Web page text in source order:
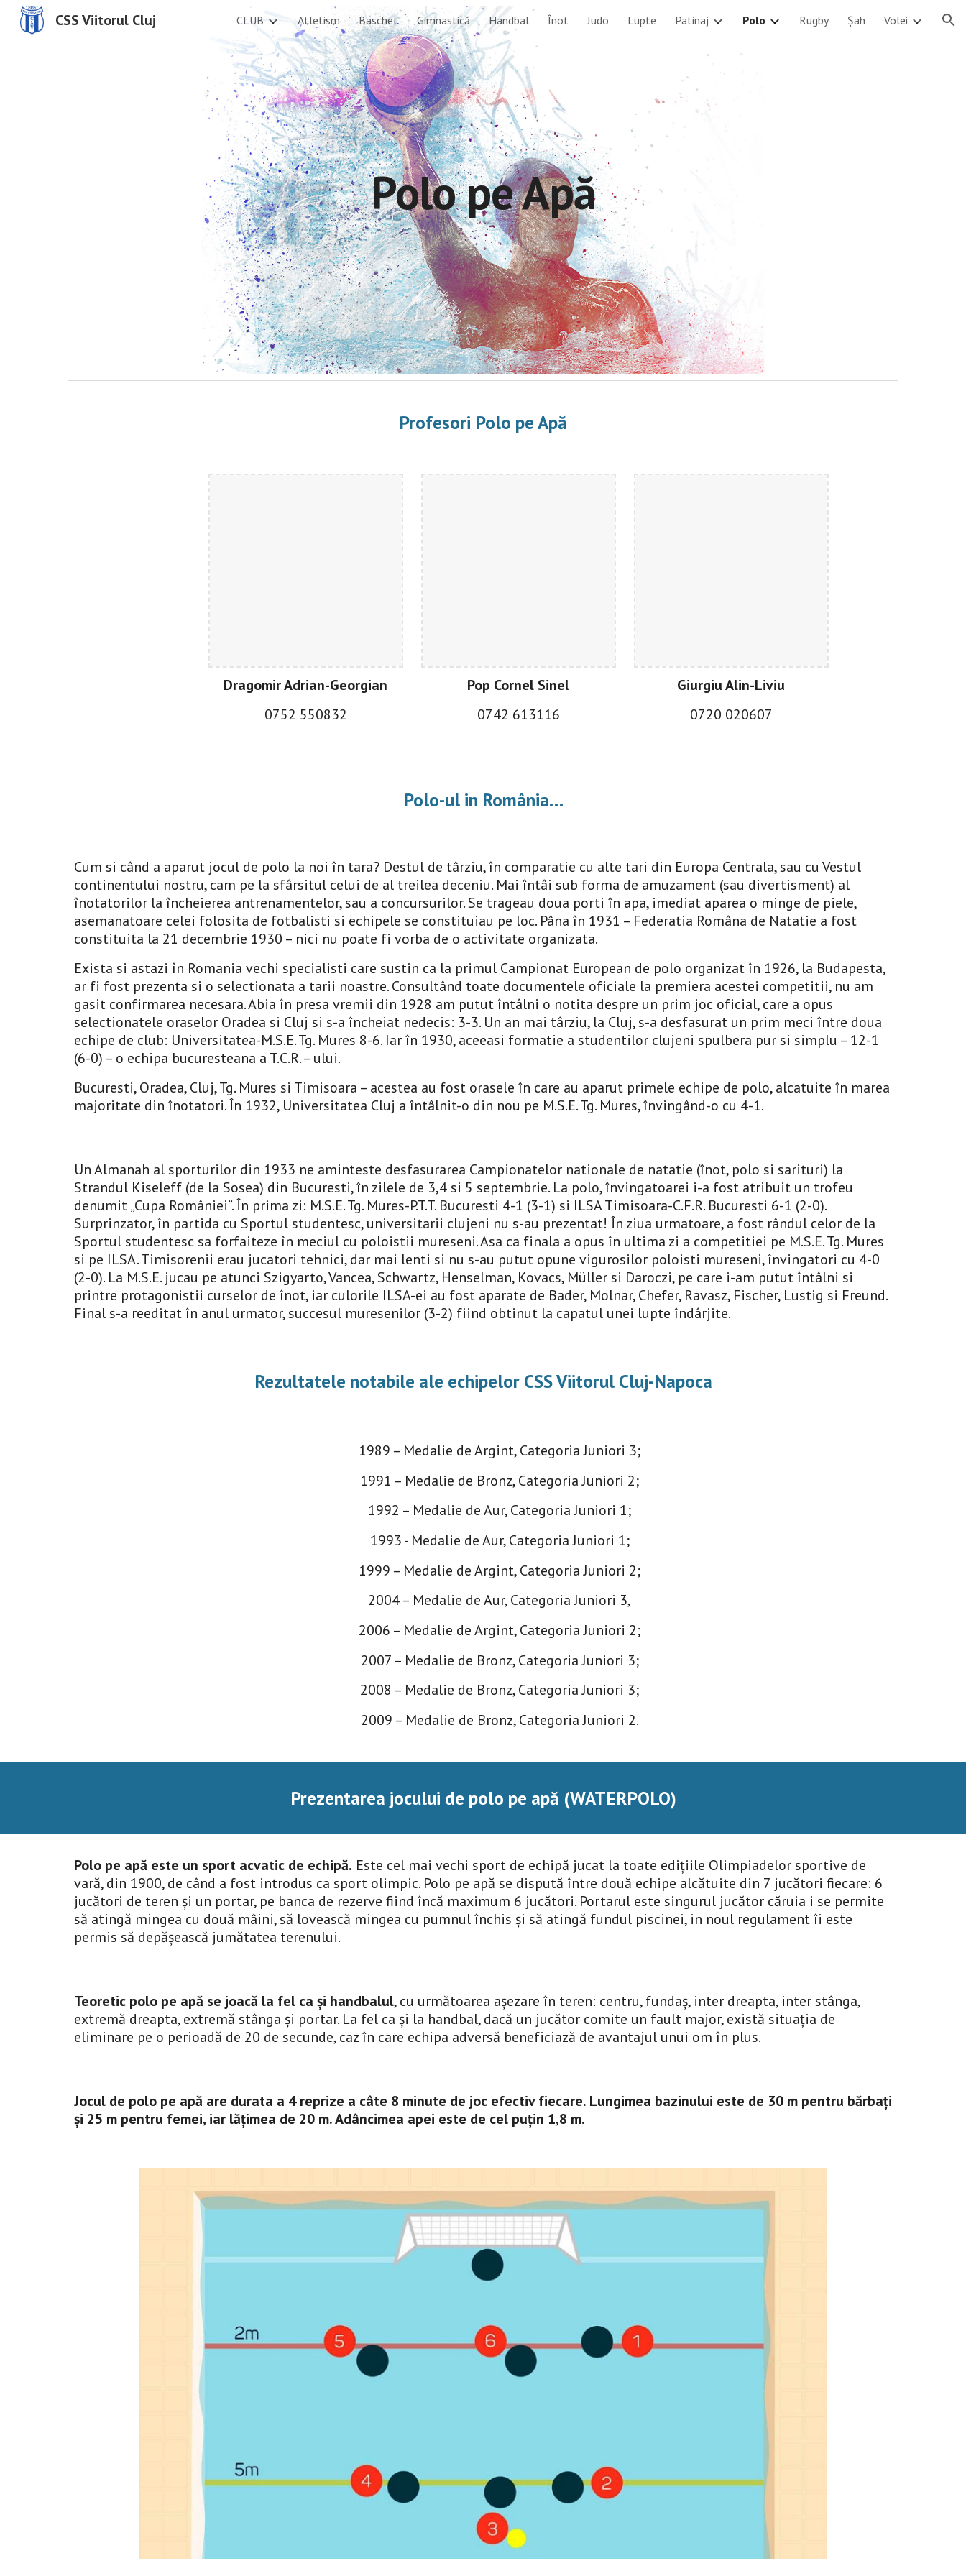
Skip to main content Skip to navigation
CSS Viitorul Cluj CLUB Atletism Baschet Gimnastică Handbal Înot Judo Lupte Patinaj Polo Rugby Șah Volei
Polo pe Apă
Profesori Polo pe Apă
Dragomir Adrian-Georgian
0752 550832
Pop Cornel Sinel
0742 613116
Giurgiu Alin-Liviu
0720 020607
Polo-ul in România…
Cum si când a aparut jocul de polo la noi în tara? Destul de târziu, în comparatie cu alte tari din Europa Centrala, sau cu Vestul
continentului nostru, cam pe la sfârsitul celui de al treilea deceniu. Mai întâi sub forma de amuzament (sau divertisment) al
înotatorilor la încheierea antrenamentelor, sau a concursurilor. Se trageau doua porti în apa, imediat aparea o minge de piele,
asemanatoare celei folosita de fotbalisti si echipele se constituiau pe loc. Pâna în 1931 – Federatia Româna de Natatie a fost
constituita la 21 decembrie 1930 – nici nu poate fi vorba de o activitate organizata.
Exista si astazi în Romania vechi specialisti care sustin ca la primul Campionat European de polo organizat în 1926, la Budapesta,
ar fi fost prezenta si o selectionata a tarii noastre. Consultând toate documentele oficiale la premiera acestei competitii, nu am
gasit confirmarea necesara. Abia în presa vremii din 1928 am putut întâlni o notita despre un prim joc oficial, care a opus
selectionatele oraselor Oradea si Cluj si s-a încheiat nedecis: 3-3. Un an mai târziu, la Cluj, s-a desfasurat un prim meci între doua
echipe de club: Universitatea-M.S.E. Tg. Mures 8-6. Iar în 1930, aceeasi formatie a studentilor clujeni spulbera pur si simplu – 12-1
(6-0) – o echipa bucuresteana a T.C.R. – ului.
Bucuresti, Oradea, Cluj, Tg. Mures si Timisoara – acestea au fost orasele în care au aparut primele echipe de polo, alcatuite în marea
majoritate din înotatori. În 1932, Universitatea Cluj a întâlnit-o din nou pe M.S.E. Tg. Mures, învingând-o cu 4-1.
Un Almanah al sporturilor din 1933 ne aminteste desfasurarea Campionatelor nationale de natatie (înot, polo si sarituri) la
Strandul Kiseleff (de la Sosea) din Bucuresti, în zilele de 3,4 si 5 septembrie. La polo, învingatoarei i-a fost atribuit un trofeu
denumit „Cupa României”. În prima zi: M.S.E. Tg. Mures-P.T.T. Bucuresti 4-1 (3-1) si ILSA Timisoara-C.F.R. Bucuresti 6-1 (2-0).
Surprinzator, în partida cu Sportul studentesc, universitarii clujeni nu s-au prezentat! În ziua urmatoare, a fost rândul celor de la
Sportul studentesc sa forfaiteze în meciul cu poloistii mureseni. Asa ca finala a opus în ultima zi a competitiei pe M.S.E. Tg. Mures
si pe ILSA. Timisorenii erau jucatori tehnici, dar mai lenti si nu s-au putut opune vigurosilor poloisti mureseni, învingatori cu 4-0
(2-0). La M.S.E. jucau pe atunci Szigyarto, Vancea, Schwartz, Henselman, Kovacs, Müller si Daroczi, pe care i-am putut întâlni si
printre protagonistii curselor de înot, iar culorile ILSA-ei au fost aparate de Bader, Molnar, Chefer, Ravasz, Fischer, Lustig si Freund.
Final s-a reeditat în anul urmator, succesul muresenilor (3-2) fiind obtinut la capatul unei lupte îndârjite.
Rezultatele notabile ale echipelor CSS Viitorul Cluj-Napoca
1989 – Medalie de Argint, Categoria Juniori 3;
1991 – Medalie de Bronz, Categoria Juniori 2;
1992 – Medalie de Aur, Categoria Juniori 1;
1993 - Medalie de Aur, Categoria Juniori 1;
1999 – Medalie de Argint, Categoria Juniori 2;
2004 – Medalie de Aur, Categoria Juniori 3,
2006 – Medalie de Argint, Categoria Juniori 2;
2007 – Medalie de Bronz, Categoria Juniori 3;
2008 – Medalie de Bronz, Categoria Juniori 3;
2009 – Medalie de Bronz, Categoria Juniori 2.
Prezentarea jocului de polo pe apă (WATERPOLO)
Polo pe apă este un sport acvatic de echipă. Este cel mai vechi sport de echipă jucat la toate edițiile Olimpiadelor sportive de
vară, din 1900, de când a fost introdus ca sport olimpic. Polo pe apă se dispută între două echipe alcătuite din 7 jucători fiecare: 6
jucători de teren și un portar, pe banca de rezerve fiind încă maximum 6 jucători. Portarul este singurul jucător căruia i se permite
să atingă mingea cu două mâini, să lovească mingea cu pumnul închis și să atingă fundul piscinei, in noul regulament îi este
permis să depășească jumătatea terenului.
Teoretic polo pe apă se joacă la fel ca și handbalul, cu următoarea așezare în teren: centru, fundaș, inter dreapta, inter stânga,
extremă dreapta, extremă stânga și portar. La fel ca și la handbal, dacă un jucător comite un fault major, există situația de
eliminare pe o perioadă de 20 de secunde, caz în care echipa adversă beneficiază de avantajul unui om în plus.
Jocul de polo pe apă are durata a 4 reprize a câte 8 minute de joc efectiv fiecare. Lungimea bazinului este de 30 m pentru bărbați
și 25 m pentru femei, iar lățimea de 20 m. Adâncimea apei este de cel puțin 1,8 m.